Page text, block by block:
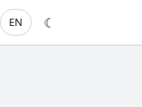
☾
EN